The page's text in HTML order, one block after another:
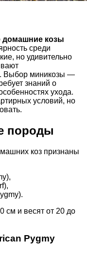
козы
среди
но удивительно
Выбор миникозы —
знаний о
ухода.
условий, но
породы
коз признаны
см и весят от 20 до
Pygmy